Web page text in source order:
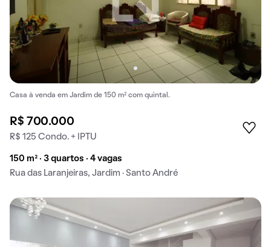
Casa à venda em Jardim de 150 m² com quintal.
R$ 700.000
R$ 125 Condo. + IPTU
150 m² · 3 quartos · 4 vagas
Rua das Laranjeiras, Jardim · Santo André